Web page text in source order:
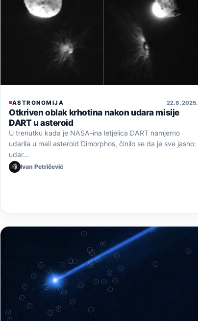
ASTRONOMIJA 22. 8. 2025.
Otkriven oblak krhotina nakon udara misije
DART u asteroid
U trenutku kada je NASA-ina letjelica DART namjerno
udarila u mali asteroid Dimorphos, činilo se da je sve jasno:
udar…
Ivan Petričević